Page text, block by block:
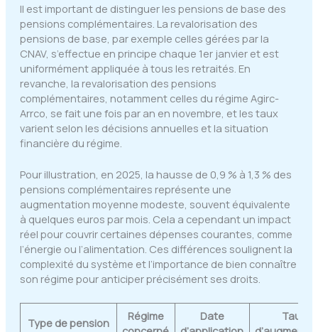
Il est important de distinguer les pensions de base des
pensions complémentaires. La revalorisation des
pensions de base, par exemple celles gérées par la
CNAV, s’effectue en principe chaque 1er janvier et est
uniformément appliquée à tous les retraités. En
revanche, la revalorisation des pensions
complémentaires, notamment celles du régime Agirc-
Arrco, se fait une fois par an en novembre, et les taux
varient selon les décisions annuelles et la situation
financière du régime.
Pour illustration, en 2025, la hausse de 0,9 % à 1,3 % des
pensions complémentaires représente une
augmentation moyenne modeste, souvent équivalente
à quelques euros par mois. Cela a cependant un impact
réel pour couvrir certaines dépenses courantes, comme
l’énergie ou l’alimentation. Ces différences soulignent la
complexité du système et l’importance de bien connaître
son régime pour anticiper précisément ses droits.
Type de pension
Régime
Date
Taux